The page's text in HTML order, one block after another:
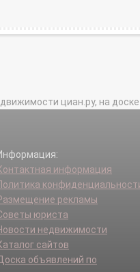
циан.ру, на
информация
рекламы
юриста
недвижимости
сайтов
объявлений по